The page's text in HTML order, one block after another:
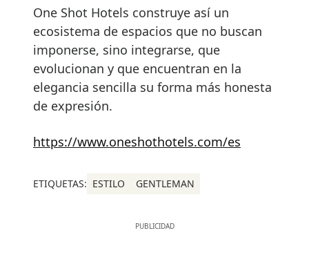
One Shot Hotels construye así un
ecosistema de espacios que no buscan
imponerse, sino integrarse, que
evolucionan y que encuentran en la
elegancia sencilla su forma más honesta
de expresión.
https://www.oneshothotels.com/es
ETIQUETAS: ESTILO GENTLEMAN